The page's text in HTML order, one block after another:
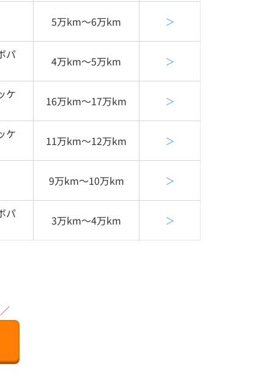
5万km〜6万km ＞
パ 4万km〜5万km ＞
ケ 16万km〜17万km ＞
ケ 11万km〜12万km ＞
9万km〜10万km ＞
パ 3万km〜4万km ＞
／